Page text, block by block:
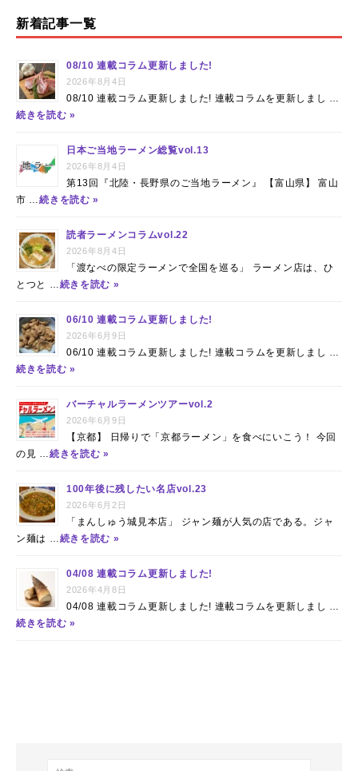
新着記事一覧
08/10 連載コラム更新しました!
2026年8月4日
08/10 連載コラム更新しました! 連載コラムを更新しまし …
続きを読む »
日本ご当地ラーメン総覧vol.13
2026年8月4日
第13回『北陸・長野県のご当地ラーメン』 【富山県】 富山
市 …続きを読む »
読者ラーメンコラムvol.22
2026年8月4日
「渡なべの限定ラーメンで全国を巡る」 ラーメン店は、ひ
とつと …続きを読む »
06/10 連載コラム更新しました!
2026年6月9日
06/10 連載コラム更新しました! 連載コラムを更新しまし …
続きを読む »
バーチャルラーメンツアーvol.2
2026年6月9日
【京都】 日帰りで「京都ラーメン」を食べにいこう！ 今回
の見 …続きを読む »
100年後に残したい名店vol.23
2026年6月2日
「まんしゅう城見本店」 ジャン麺が人気の店である。ジャ
ン麺は …続きを読む »
04/08 連載コラム更新しました!
2026年4月8日
04/08 連載コラム更新しました! 連載コラムを更新しまし …
続きを読む »